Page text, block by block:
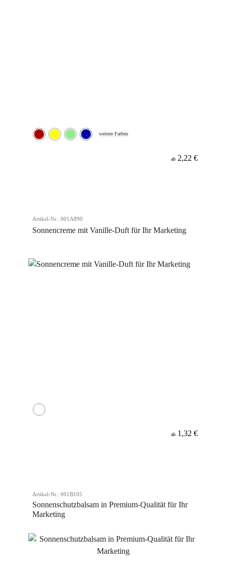
weitere Farben
ab 2,22 €
Artikel-Nr.: 001A890
Sonnencreme mit Vanille-Duft für Ihr Marketing
ab 1,32 €
Artikel-Nr.: 001B105
Sonnenschutzbalsam in Premium-Qualität für Ihr
Marketing